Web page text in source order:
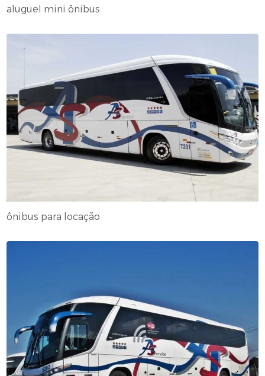
aluguel mini ônibus
ônibus para locação